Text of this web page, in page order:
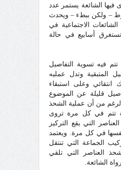
الشائعة يستمر عدد
– ولكن ببطء – ويحدث
الاجتماعية في
أسابيع في حالة
فيه تسوية التفاصيل
المتبقية وتدل عمليه
انتقائي وعلى استبقاء
قليلة عن الموضوع
من أن عملية الشحذ
تتم في كل مرة تروى
التي يقع التركيز
في كل مرة. ويعتمد
الجماعة التي تنتقل
العناصر التي تلقي
الشائعة.